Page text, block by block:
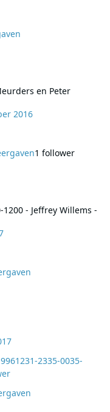
en Peter
2016
1 follower
1200 - Jeffrey Willems -